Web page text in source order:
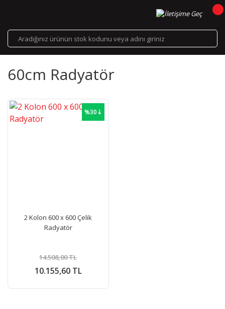
60cm Radyatör
%30⇣
2 Kolon 600 x 600 Çelik
Radyatör
10.155,60 TL
14.508,00 TL